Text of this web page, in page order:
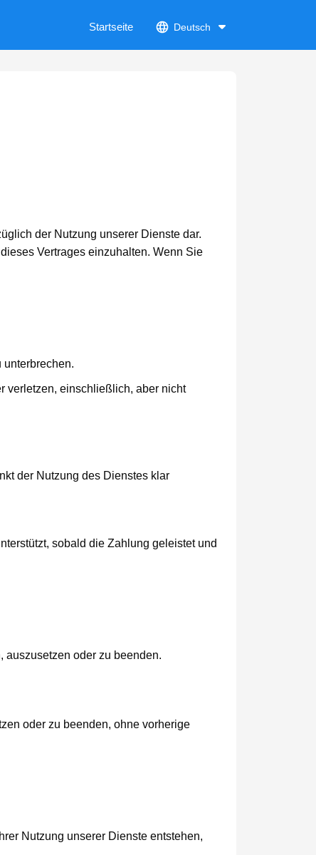
Startseite Deutsch
der Nutzung unserer Dienste dar.
Vertrages einzuhalten. Wenn Sie
unterbrechen.
verletzen, einschließlich, aber nicht
der Nutzung des Dienstes klar
sobald die Zahlung geleistet und
auszusetzen oder zu beenden.
oder zu beenden, ohne vorherige
Nutzung unserer Dienste entstehen,